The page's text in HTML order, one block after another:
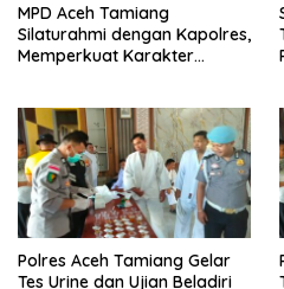
MPD Aceh Tamiang
Silaturahmi dengan Kapolres,
Memperkuat Karakter
Polres Aceh Tamiang Gelar
Tes Urine dan Ujian Beladiri